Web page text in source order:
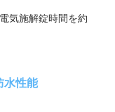
気施解錠時間を約
水性能